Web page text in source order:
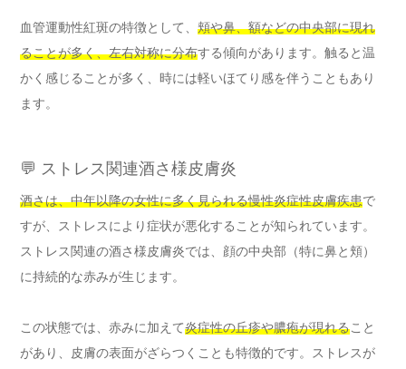
血管運動性紅斑の特徴として、 頬や鼻、額などの中央部に現れ
ることが多く、左右対称に分布する傾向があります。触ると温
かく感じることが多く、時には軽いほてり感を伴うこともあり
ます。
💬 ストレス関連酒さ様皮膚炎
酒さは、中年以降の女性に多く見られる慢性炎症性皮膚疾患で
すが、ストレスにより症状が悪化することが知られています。
ストレス関連の酒さ様皮膚炎では、顔の中央部（特に鼻と頬）
に持続的な赤みが生じます。
この状態では、赤みに加えて炎症性の丘疹や膿疱が現れること
があり、皮膚の表面がざらつくことも特徴的です。ストレスが